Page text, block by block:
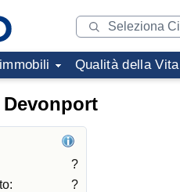
Qualità della Vita
?
?